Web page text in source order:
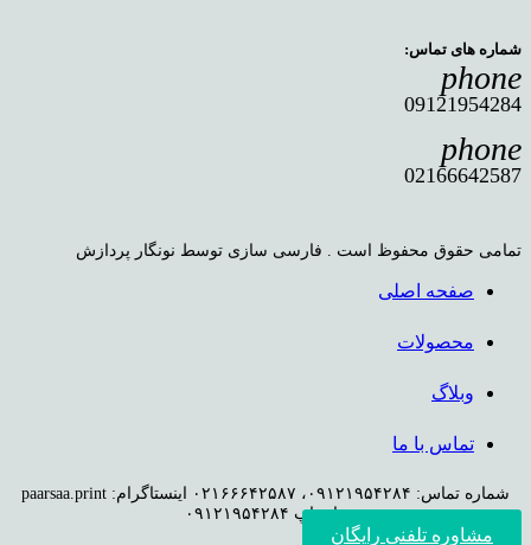
شماره های تماس:
phone
09121954284
phone
02166642587
تمامی حقوق محفوظ است . فارسی سازی توسط نونگار پردازش
صفحه اصلی
محصولات
وبلاگ
تماس با ما
شماره تماس: ۰۹۱۲۱۹۵۴۲۸۴، ۰۲۱۶۶۶۴۲۵۸۷ اینستاگرام: paarsaa.print
واتساپ ۰۹۱۲۱۹۵۴۲۸۴
مشاوره تلفنی رایگان